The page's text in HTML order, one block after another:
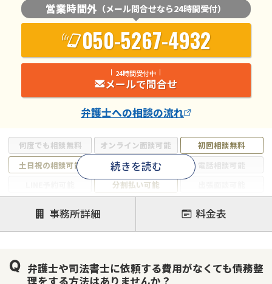
何度でも相談無料 オンライン面談可能
初回相談無料
土日祝の相談可能
19時以降電話可能
電話相談可能
分割払い可能
個人再生
時効援用
過払い金返還請求
続きを読む
営業時間外 （メール問合せなら24時間受付）
050-5267-4932
24時間受付中
メールで問合せ
弁護士への相談の流れ
事務所詳細 料金表
弁護士や司法書士に依頼する費用がなくても債務整
理をする方法はありませんか？